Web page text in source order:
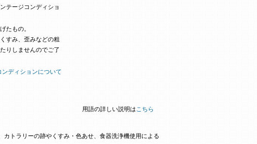
テージコンディショ
たもの。
すみ、歪みなどの粗
りしませんのでご了
ディションについて
用語の詳しい説明はこちら
トラリーの跡やくすみ・色あせ、食器洗浄機使用による